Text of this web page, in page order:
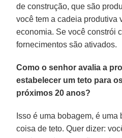
de construção, que são
você tem a cadeia produtiva
economia. Se você constrói
fornecimentos são ativados.
Como o senhor avalia a
estabelecer um teto para
próximos 20 anos?
Isso é uma bobagem, é
coisa de teto. Quer dizer: